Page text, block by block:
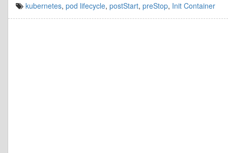
kubernetes, pod lifecycle, postStart, preStop, Init Container